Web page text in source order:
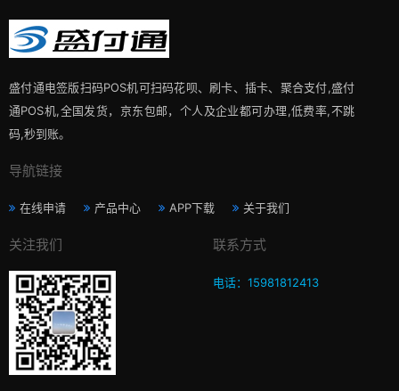
盛付通电签版扫码POS机可扫码花呗、刷卡、插卡、聚合支付,盛付
通POS机,全国发货，京东包邮，个人及企业都可办理,低费率,不跳
码,秒到账。
导航链接
在线申请 产品中心 APP下载 关于我们
关注我们 联系方式
电话：15981812413